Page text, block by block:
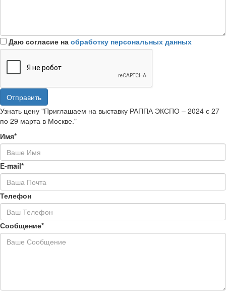
Даю согласие на обработку персональных данных
Отправить
Узнать цену "Приглашаем на выставку РАППА ЭКСПО – 2024 с 27
по 29 марта в Москве."
Имя*
E-mail*
Телефон
Сообщение*